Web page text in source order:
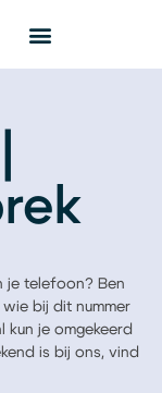
je telefoon? Ben
bij dit nummer
kun je omgekeerd
is bij ons, vind